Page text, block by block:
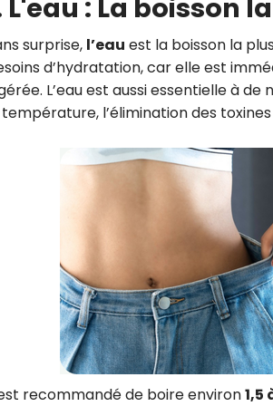
L'eau : La boisson
surprise, l’eau est la boisson la
d’hydratation, car elle est
L’eau est aussi essentielle à
l’élimination des
recommandé de boire environ1,5